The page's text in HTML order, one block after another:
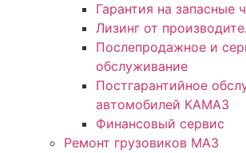
Гарантия на запасные
Лизинг от
Послепродажное и
обслуживание
Постгарантийное
автомобилей КАМАЗ
Финансовый сервис
Ремонт грузовиков МАЗ